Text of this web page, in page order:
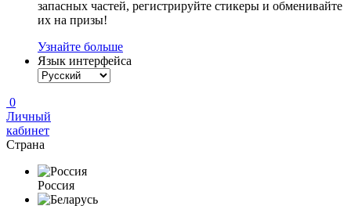
запасных частей, регистрируйте стикеры и обменивайте
их на призы!
Узнайте больше
Язык интерфейса
0
Личный
кабинет
Страна
Россия